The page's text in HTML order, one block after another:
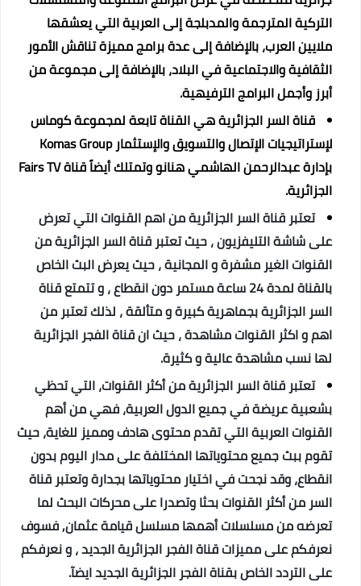
التركية المترجمة والمدبلجة إلى العربية التي يعشقها
ملايين العرب، بالإضافة إلى عدة برامج مميزة تناقش الأمور
الثقافية والاجتماعية في البلاد، بالإضافة إلى مجموعة من
أبرز وأجمل البرامج الترفيهية.
قناة السر الجزائرية هي القناة تابعة لمجموعة كوماس
لإستراتيجيات الإتصال والتسويق والإستثمار Komas Group
بإدارة عبدالرحمن الهاشمي هنانو وتمتلك أيضاً قناة Fairs TV
الجزائرية.
تعتبر قناة السر الجزائرية من اهم القنوات التي تعرض
على شاشة التليفزيون ، حيث تعتبر قناة السر الجزائرية من
القنوات الغير مشفرة و المجانية ، حيث يعرض البث الخاص
بالقناة لمدة 24 ساعة مستمر دون انقطاع ، و تتمتع قناة
السر الجزائرية بجماهرية كبيرة و متألقة ، لذلك تعتبر من
اهم و اكثر القنوات مشاهدة ، حيث ان قناة الفجر الجزائرية
لها نسب مشاهدة عالية و كثيرة.
تعتبر قناة السر الجزائرية من أكثر القنوات، التي تحظي
بشعبية عريضة في جميع الدول العربية، فهي من أهم
القنوات العربية التي تقدم محتوى هادف ومميز للغاية، حيث
تقوم ببث جميع محتوياتها المختلفة على مدار اليوم بدون
انقطاع، وقد نجحت في اختيار محتوياتها بجدارة وتعتبر قناة
السر من أكثر القنوات بحثا وتصدرا على محركات البحث لما
تعرضه من مسلسلات أهمها مسلسل قيامة عثمان, فسوف
نعرفكم على مميزات قناة الفجر الجزائرية الجديد ، و نعرفكم
على التردد الخاص بقناة الفجر الجزائرية الجديد ايضآ.